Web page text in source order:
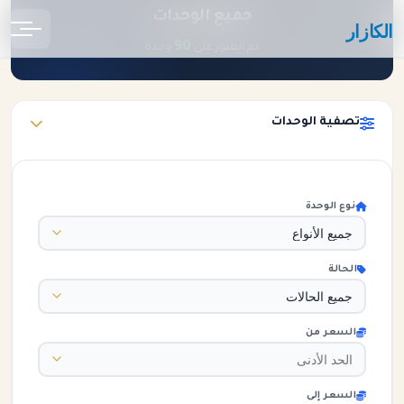
الكازار
الرئيسية
تصفية الوحدات
نوع الوحدة
الحالة
السعر من
السعر إلى